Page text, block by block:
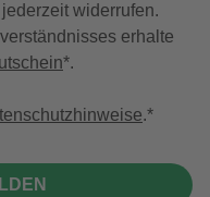
widerrufen.
erhalte
*.
.